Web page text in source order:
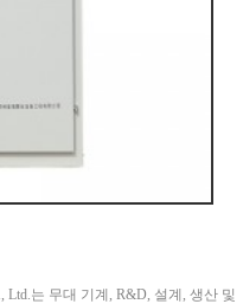
Ltd.는 무대 기계, R&D, 설계, 생산 및